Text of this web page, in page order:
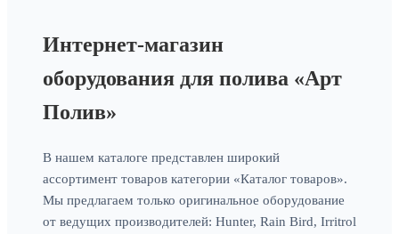
Интернет-магазин
оборудования для полива «Арт
Полив»
В нашем каталоге представлен широкий
ассортимент товаров категории «Каталог товаров».
Мы предлагаем только оригинальное оборудование
от ведущих производителей: Hunter, Rain Bird, Irritrol